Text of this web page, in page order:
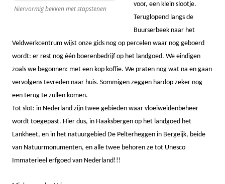
Niervormig bekken met stapstenen
voor, een klein slootje.
Teruglopend langs de
Buurserbeek naar het
Veldwerkcentrum wijst onze gids nog op percelen waar nog geboerd
wordt: er rest nog één boerenbedrijf op het landgoed. We eindigen
zoals we begonnen: met een kop koffie. We praten nog wat na en gaan
vervolgens tevreden naar huis. Sommigen zeggen hardop zeker nog
een terug te zullen komen.
Tot slot: in Nederland zijn twee gebieden waar vloeiweidenbeheer
wordt toegepast. Hier dus, in Haaksbergen op het landgoed het
Lankheet, en in het natuurgebied De Pelterheggen in Bergeijk, beide
van Natuurmonumenten, en alle twee behoren ze tot Unesco
Immaterieel erfgoed van Nederland!!!